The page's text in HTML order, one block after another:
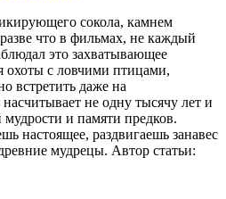
сокола, камнем
что в фильмах, не каждый
это захватывающее
с ловчими птицами,
встретить даже на
не одну тысячу лет и
мудрости и памяти предков.
настоящее, раздвигаешь занавес
мудрецы. Автор статьи: